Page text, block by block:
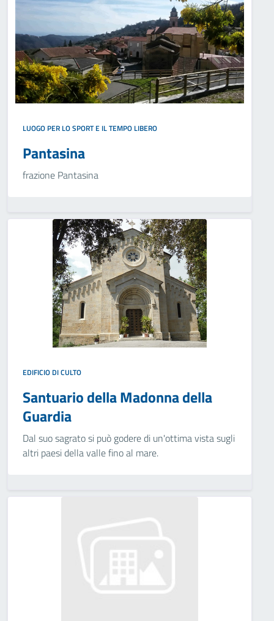
LUOGO PER LO SPORT E IL TEMPO LIBERO
Pantasina
frazione Pantasina
EDIFICIO DI CULTO
Santuario della Madonna della
Guardia
Dal suo sagrato si può godere di un'ottima vista sugli
altri paesi della valle fino al mare.